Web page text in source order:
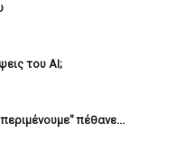
του ΑΙ;
πέθανε...